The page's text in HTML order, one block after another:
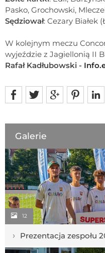
Pasko, Grochowski,
Sędziował: Cezary Białek
W kolejnym meczu
wyjeździe z Jagiellonią II
Rafał Kadłubowski -
Galerie
12
› Prezentacja zespołu